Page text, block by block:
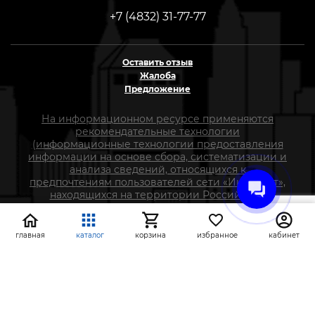
+7 (4832) 31-77-77
Оставить отзыв
Жалоба
Предложение
На информационном ресурсе применяются
рекомендательные технологии
(информационные технологии предоставления
информации на основе сбора, систематизации и
анализа сведений, относящихся к
предпочтениям пользователей сети «Интернет»,
находящихся на территории Российской
Федерации)
главная каталог корзина избранное кабинет